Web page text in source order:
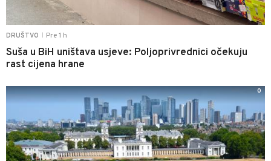
DRUŠTVO Pre 1 h
Suša u BiH uništava usjeve: Poljoprivrednici očekuju
rast cijena hrane
0